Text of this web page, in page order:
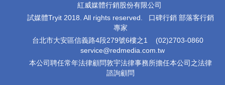
紅威媒體行銷股份有限公司
試媒體Tryit 2018. All rights reserved. 口碑行銷 部落客行銷
專家
台北市大安區信義路4段279號6樓之1 (02)2703-0860
service@redmedia.com.tw
本公司聘任常年法律顧問敦宇法律事務所擔任本公司之法律
諮詢顧問